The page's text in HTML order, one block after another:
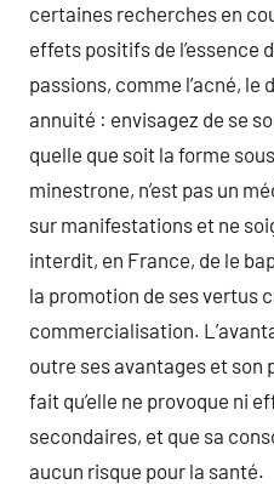
certaines recherches en
effets positifs de l’essence
passions, comme l’acné, le
annuité : envisagez de se
quelle que soit la forme
minestrone, n’est pas un
sur manifestations et ne
interdit, en France, de le
la promotion de ses vertus
commercialisation.
outre ses avantages et son
fait qu’elle ne provoque ni
secondaires, et que sa
aucun risque pour la santé.